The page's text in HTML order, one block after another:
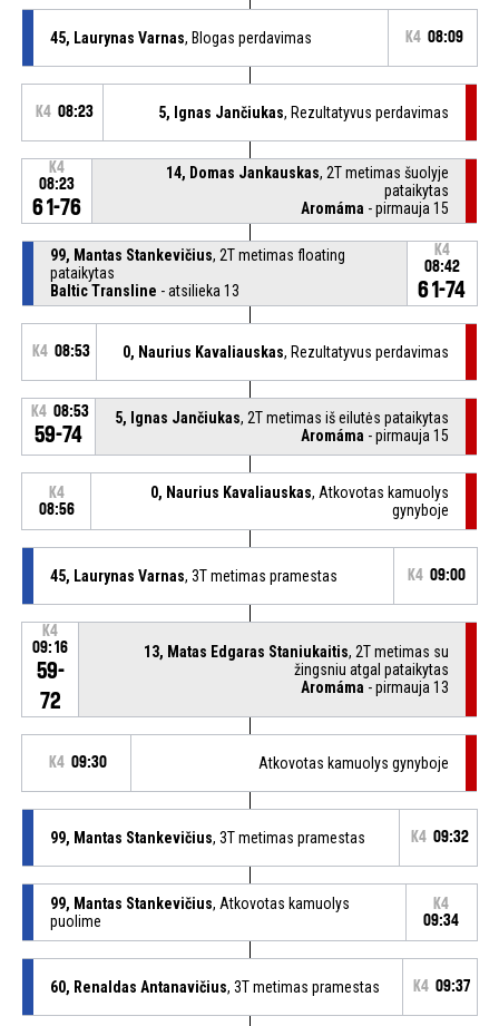
45, Laurynas Varnas, Blogas perdavimas K4 08:09
K4 08:23 5, Ignas Jančiukas, Rezultatyvus perdavimas
K4
08:23
61-76
14, Domas Jankauskas, 2T metimas šuolyje
pataikytas
Aromáma - pirmauja 15
99, Mantas Stankevičius, 2T metimas floating
pataikytas
Baltic Transline - atsilieka 13
K4
08:42
61-74
K4 08:53 0, Naurius Kavaliauskas, Rezultatyvus perdavimas
K4 08:53
59-74
5, Ignas Jančiukas, 2T metimas iš eilutės pataikytas
Aromáma - pirmauja 15
K4
08:56
0, Naurius Kavaliauskas, Atkovotas kamuolys
gynyboje
45, Laurynas Varnas, 3T metimas pramestas K4 09:00
K4
09:16
59-
72
13, Matas Edgaras Staniukaitis, 2T metimas su
žingsniu atgal pataikytas
Aromáma - pirmauja 13
K4 09:30 Atkovotas kamuolys gynyboje
99, Mantas Stankevičius, 3T metimas pramestas K4 09:32
99, Mantas Stankevičius, Atkovotas kamuolys
puolime
K4
09:34
60, Renaldas Antanavičius, 3T metimas pramestas K4 09:37